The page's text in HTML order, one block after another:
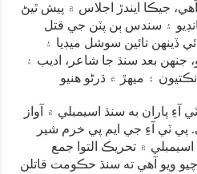
جيڪا ايندڙ اجلاس ۾ پيش ٿيڻ
۽ سندس ٻن پٽن جي قتل
ڏينهن تائين سوشل ميڊيا ۽
جنهن بعد سنڌ جا شاعر، اديب ۽
پاران به سنڌ اسيمبلي ۾ آواز
پي ٽي آءِ جي ايم پي خرم شير
۾ تحريڪ التوا جمع
ويو آهي ته سنڌ حڪومت قاتلن